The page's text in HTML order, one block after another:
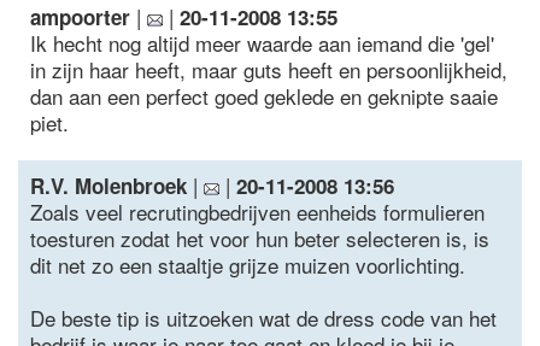
ampoorter | | 20-11-2008 13:55
Ik hecht nog altijd meer waarde aan iemand die 'gel'
in zijn haar heeft, maar guts heeft en persoonlijkheid,
dan aan een perfect goed geklede en geknipte saaie
piet.
R.V. Molenbroek | | 20-11-2008 13:56
Zoals veel recrutingbedrijven eenheids formulieren
toesturen zodat het voor hun beter selecteren is, is
dit net zo een staaltje grijze muizen voorlichting.
De beste tip is uitzoeken wat de dress code van het